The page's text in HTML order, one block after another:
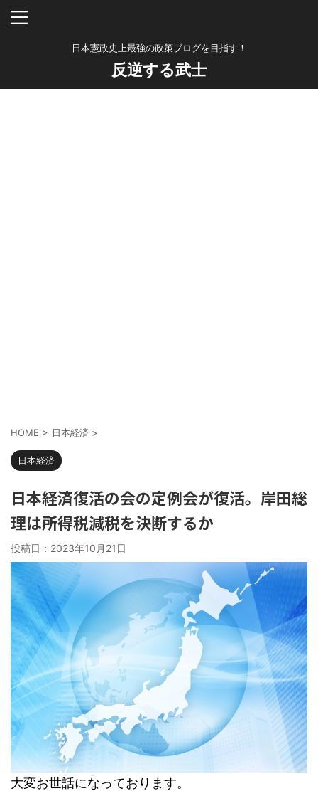
日本憲政史上最強の政策ブログを目指す！
反逆する武士
HOME > 日本経済 >
日本経済
日本経済復活の会の定例会が復活。岸田総
理は所得税減税を決断するか
投稿日： 2023年10月21日
大変お世話になっております。